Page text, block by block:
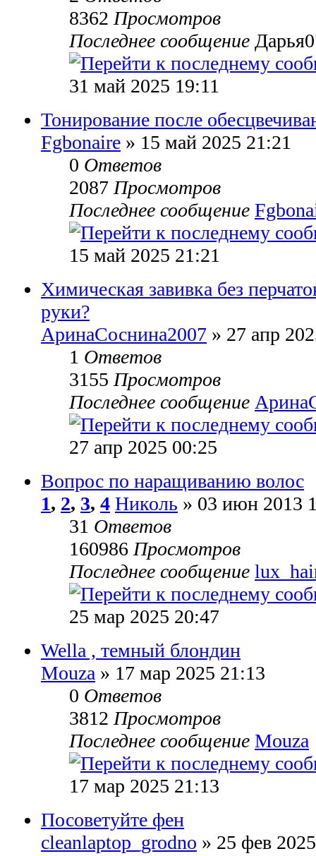
8362Просмотров
Последнее сообщение
31 май 2025 19:11
Тонирование после
Fgbonaire » 15 май 2025 21:21
0 Ответов
2087Просмотров
Последнее сообщение
15 май 2025 21:21
Химическая завивка без
руки?
АринаСоснина2007 » 27 апр
1 Ответов
3155Просмотров
Последнее сообщение
27 апр 2025 00:25
Вопрос по наращиванию волос
1, 2, 3, 4 Николь » 03 июн 2013
31 Ответов
160986Просмотров
Последнее сообщение
25 мар 2025 20:47
Wella , темный блондин
Mouza » 17 мар 2025 21:13
0 Ответов
3812Просмотров
Последнее сообщение Mouza
17 мар 2025 21:13
Посоветуйте фен
cleanlaptop_grodno » 25 фев